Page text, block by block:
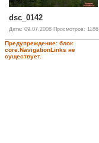
dsc_0142
Дата: 09.07.2008 Просмотров: 1186
Предупреждение: блок
core.NavigationLinks не
существует.